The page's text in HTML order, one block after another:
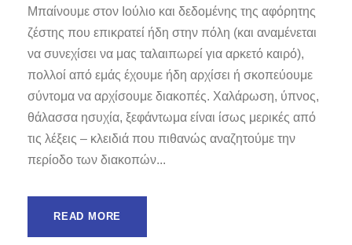
Μπαίνουμε στον Ιούλιο και δεδομένης της αφόρητης
ζέστης που επικρατεί ήδη στην πόλη (και αναμένεται
να συνεχίσει να μας ταλαιπωρεί για αρκετό καιρό),
πολλοί από εμάς έχουμε ήδη αρχίσει ή σκοπεύουμε
σύντομα να αρχίσουμε διακοπές. Χαλάρωση, ύπνος,
θάλασσα ησυχία, ξεφάντωμα είναι ίσως μερικές από
τις λέξεις – κλειδιά που πιθανώς αναζητούμε την
περίοδο των διακοπών...
READ MORE